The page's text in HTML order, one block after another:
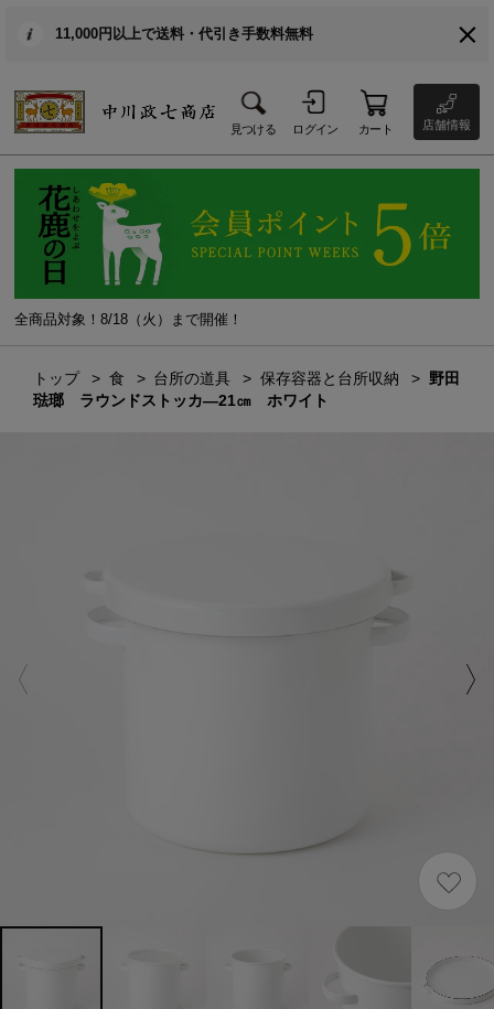
11,000円以上で送料・代引き手数料無料
見つける ログイン カート 店舗情報
全商品対象！8/18（火）まで開催！
トップ 食 台所の道具 保存容器と台所収納
野田
琺瑯 ラウンドストッカ―21㎝ ホワイト